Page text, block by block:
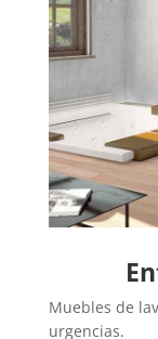
Muebles de
urgencias.